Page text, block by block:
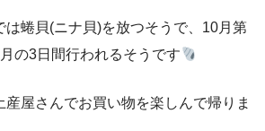
は蜷貝(ニナ貝)を放つそうで、10月第
の3日間行われるそうです
屋さんでお買い物を楽しんで帰りま